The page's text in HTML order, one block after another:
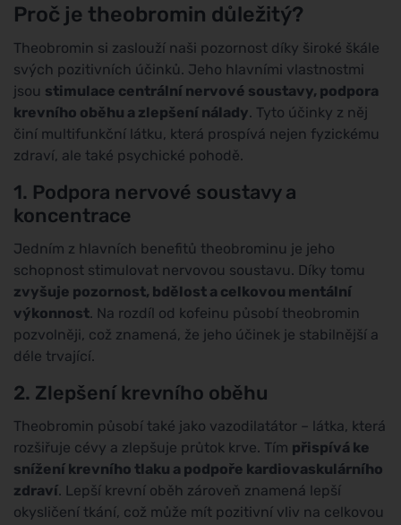
Proč je theobromin důležitý?
Theobromin si zaslouží naši pozornost díky široké škále
svých pozitivních účinků. Jeho hlavními vlastnostmi
jsou stimulace centrální nervové soustavy, podpora
krevního oběhu a zlepšení nálady. Tyto účinky z něj
činí multifunkční látku, která prospívá nejen fyzickému
zdraví, ale také psychické pohodě.
1. Podpora nervové soustavy a
koncentrace
Jedním z hlavních benefitů theobrominu je jeho
schopnost stimulovat nervovou soustavu. Díky tomu
zvyšuje pozornost, bdělost a celkovou mentální
výkonnost. Na rozdíl od kofeinu působí theobromin
pozvolněji, což znamená, že jeho účinek je stabilnější a
déle trvající.
2. Zlepšení krevního oběhu
Theobromin působí také jako vazodilatátor – látka, která
rozšiřuje cévy a zlepšuje průtok krve. Tím přispívá ke
snížení krevního tlaku a podpoře kardiovaskulárního
zdraví. Lepší krevní oběh zároveň znamená lepší
okysličení tkání, což může mít pozitivní vliv na celkovou